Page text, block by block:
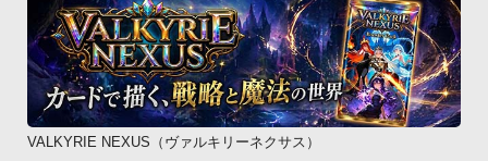
VALKYRIE NEXUS（ヴァルキリーネクサス）